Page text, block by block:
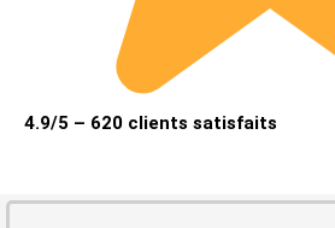
4.9/5 – 620 clients satisfaits